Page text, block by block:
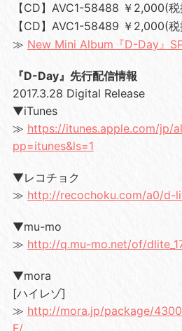
【CD】AVC1-58488 ￥2,000(税
【CD】AVC1-58489 ￥2,000(税
≫ New Mini Album『D-Day』
『D-Day』先行配信情報
2017.3.28 Digital Release
▼iTunes
≫ https://itunes.apple.com/jp/
pp=itunes&ls=1
▼レコチョク
≫ http://recochoku.com/a0/d-
▼mu-mo
≫ http://q.mu-mo.net/of/
▼mora
[ハイレゾ]
≫ http://mora.jp/package/